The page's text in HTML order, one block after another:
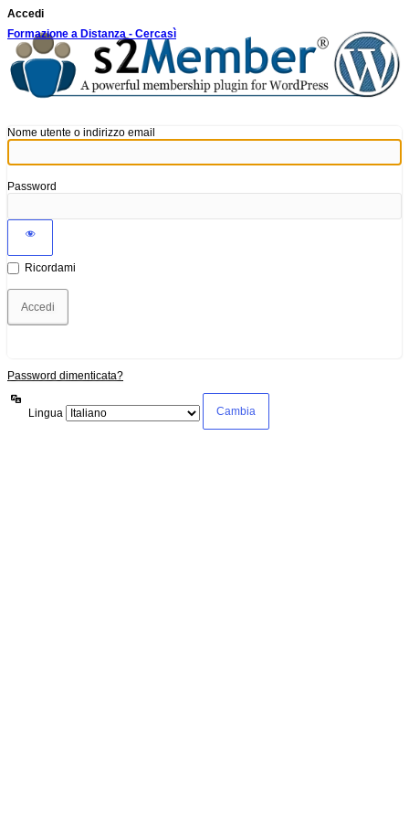
Accedi
Formazione a Distanza - Cercasì
Nome utente o indirizzo email
Password
Ricordami
Password dimenticata?
Lingua